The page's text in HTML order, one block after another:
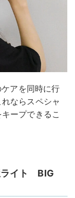
アを同時に行
ならスペシャ
ープできるこ
ライト BIG